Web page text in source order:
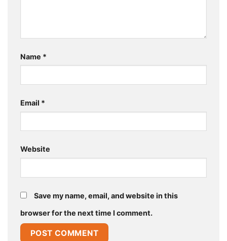
Name *
Email *
Website
Save my name, email, and website in this
browser for the next time I comment.